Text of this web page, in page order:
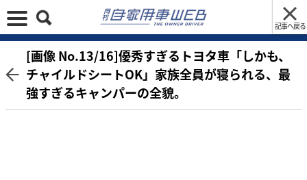
記事へ戻る
[画像 No.13/16]優秀すぎるトヨタ車「しかも、
チャイルドシートOK」家族全員が寝られる、最
強すぎるキャンパーの全貌。